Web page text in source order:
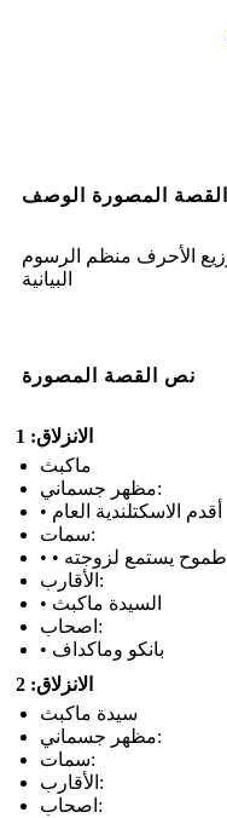
القصة المصورة الوصف
الأحرف منظم الرسوم
البيانية
نص القصة المصورة
الانزلاق: 1
ماكبث
مظهر جسماني:
• أقدم الاسكتلندية العام
سمات:
• • طموح يستمع لزوجته
الأقارب:
• السيدة ماكبث
اصحاب:
• بانكو وماكداف
الانزلاق: 2
سيدة ماكبث
مظهر جسماني:
سمات:
الأقارب:
اصحاب: